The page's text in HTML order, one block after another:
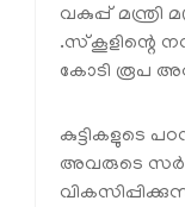
വകുപ്പ് മന്ത്രി
.സ്കൂളിന്റെ
കോടി രൂപ
കുട്ടികളുടെ
അവരുടെ